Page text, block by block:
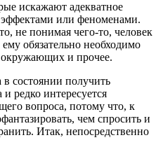
искажают адекватное
или феноменами.
не понимая чего-то, человек
обязательно необходимо
и прочее.
состоянии получить
редко интересуется
вопроса, потому что, к
чем спросить и
Итак, непосредственно